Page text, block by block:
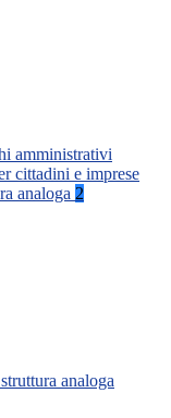
amministrativi
cittadini e imprese
analoga 2
analoga